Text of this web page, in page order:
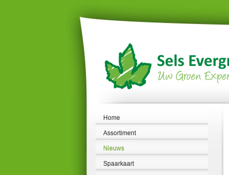
Home
Assortiment
Nieuws
Spaarkaart